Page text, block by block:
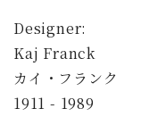
Designer:
Kaj Franck
カイ・フランク
1911 - 1989